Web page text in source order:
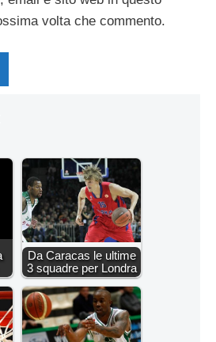
volta che commento.
Da Caracas le ultime
3 squadre per Londra